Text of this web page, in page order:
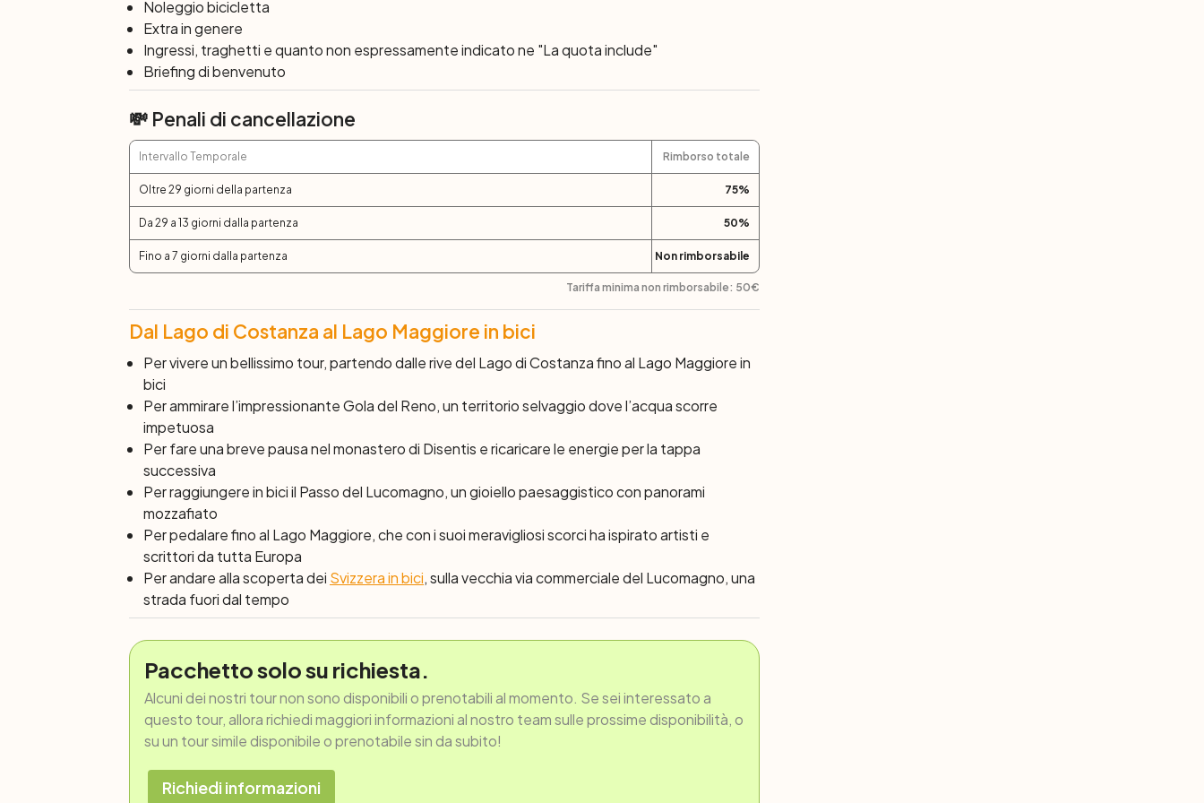
Noleggio bicicletta
Extra in genere
Ingressi, traghetti e quanto non espressamente indicato ne "La quota include"
Briefing di benvenuto
💸 Penali di cancellazione
Intervallo Temporale Rimborso totale
Oltre 29 giorni della partenza 75%
Da 29 a 13 giorni dalla partenza 50%
Fino a 7 giorni dalla partenza Non rimborsabile
Tariffa minima non rimborsabile: 50€
Dal Lago di Costanza al Lago Maggiore in bici
Per vivere un bellissimo tour, partendo dalle rive del Lago di Costanza fino al Lago Maggiore in
bici
Per ammirare l’impressionante Gola del Reno, un territorio selvaggio dove l’acqua scorre
impetuosa
Per fare una breve pausa nel monastero di Disentis e ricaricare le energie per la tappa
successiva
Per raggiungere in bici il Passo del Lucomagno, un gioiello paesaggistico con panorami
mozzafiato
Per pedalare fino al Lago Maggiore, che con i suoi meravigliosi scorci ha ispirato artisti e
scrittori da tutta Europa
Per andare alla scoperta dei Svizzera in bici, sulla vecchia via commerciale del Lucomagno, una
strada fuori dal tempo
Pacchetto solo su richiesta.
Alcuni dei nostri tour non sono disponibili o prenotabili al momento. Se sei interessato a
questo tour, allora richiedi maggiori informazioni al nostro team sulle prossime disponibilità, o
su un tour simile disponibile o prenotabile sin da subito!
Richiedi informazioni